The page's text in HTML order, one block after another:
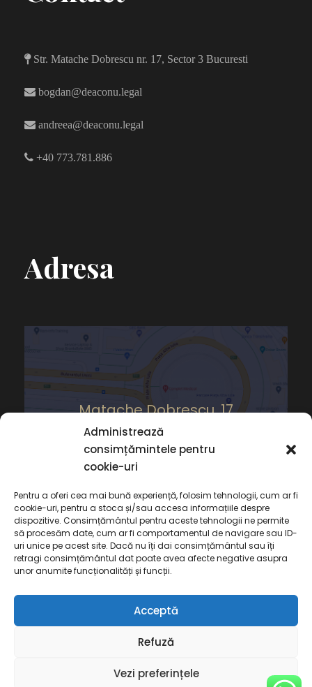
Administrează
consimțămintele pentru
cookie-uri
Pentru a oferi cea mai bună experiență, folosim tehnologii, cum ar fi
cookie-uri, pentru a stoca și/sau accesa informațiile despre
dispozitive. Consimțământul pentru aceste tehnologii ne permite
să procesăm date, cum ar fi comportamentul de navigare sau ID-
uri unice pe acest site. Dacă nu îți dai consimțământul sau îți
retragi consimțământul dat poate avea afecte negative asupra
unor anumite funcționalități și funcții.
Acceptă
Refuză
Vezi preferințele
Str. Matache Dobrescu nr. 17, Sector 3 Bucuresti
bogdan@deaconu.legal
andreea@deaconu.legal
+40 773.781.886
Adresa
Matache Dobrescu, 17
Copyright 2022 Cabinet de Avocat Deaconu,
Toate Drepturile Rezervate
Termeni și Condiții
Politică de